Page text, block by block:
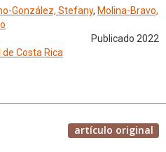
González, Stefany, Molina-Bravo,
Publicado 2022
Costa Rica
artículo original